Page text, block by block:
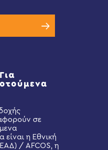
σε
η Εθνική
/ AFCOS, η